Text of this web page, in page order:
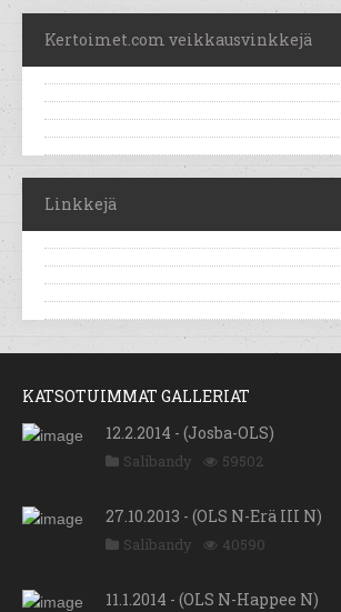
Kertoimet.com veikkausvinkkejä
Linkkejä
KATSOTUIMMAT GALLERIAT
12.2.2014 - (Josba-OLS)
Salibandy 59502
27.10.2013 - (OLS N-Erä III N)
Salibandy 40590
11.1.2014 - (OLS N-Happee N)